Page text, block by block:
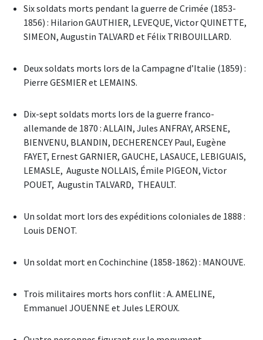
Six soldats morts pendant la guerre de Crimée (1853-
1856) : Hilarion GAUTHIER, LEVEQUE, Victor QUINETTE,
SIMEON, Augustin TALVARD et Félix TRIBOUILLARD.
Deux soldats morts lors de la Campagne d’Italie (1859) :
Pierre GESMIER et LEMAINS.
Dix-sept soldats morts lors de la guerre franco-
allemande de 1870 : ALLAIN, Jules ANFRAY, ARSENE,
BIENVENU, BLANDIN, DECHERENCEY Paul, Eugène
FAYET, Ernest GARNIER, GAUCHE, LASAUCE, LEBIGUAIS,
LEMASLE, Auguste NOLLAIS, Émile PIGEON, Victor
POUET, Augustin TALVARD, THEAULT.
Un soldat mort lors des expéditions coloniales de 1888 :
Louis DENOT.
Un soldat mort en Cochinchine (1858-1862) : MANOUVE.
Trois militaires morts hors conflit : A. AMELINE,
Emmanuel JOUENNE et Jules LEROUX.